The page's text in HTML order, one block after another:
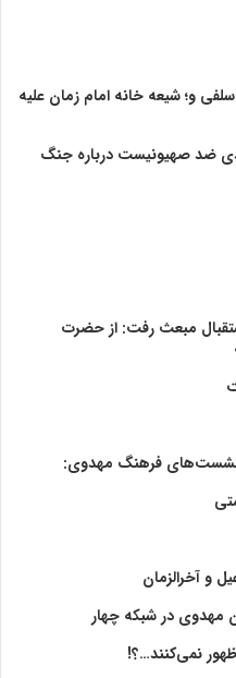
و؛ شیعه خانه امام زمان علیه
ضد صهیونیست درباره جنگ
مبعث رفت: از حضرت
نشست‌های فرهنگ مهدوی:‌
و آخرالزمان
مهدوی در شبکه چهار
نمی‌کنند…؟!